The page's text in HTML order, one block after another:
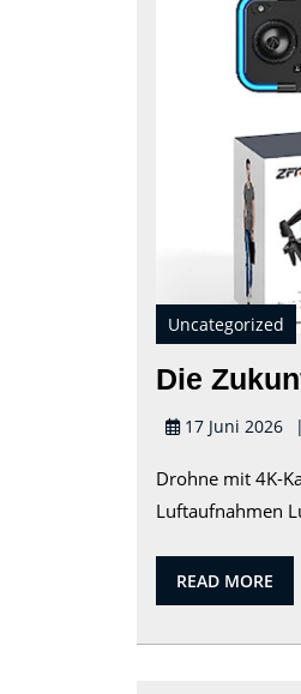
Uncategorized
Die
17 Juni 2026
Drohne mit 4K-
Luftaufnahmen
READ MORE